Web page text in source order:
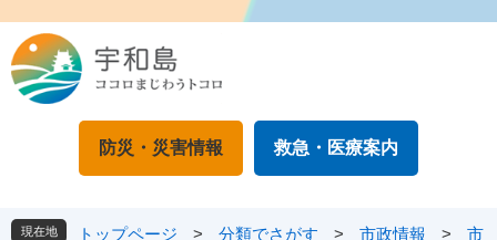
ジ
の
ュ
ー
本
防災・災害情報 救急・医療案内
現在地 トップページ > 分類でさがす > 市政情報 >
市